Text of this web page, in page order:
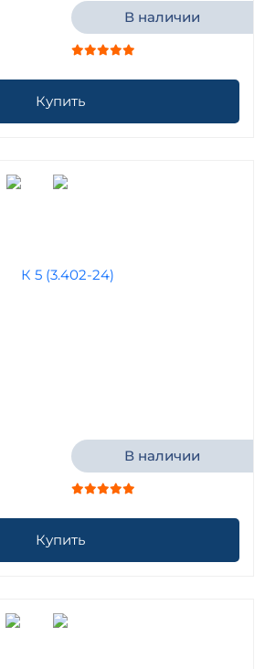
В наличии
Купить
В наличии
Купить